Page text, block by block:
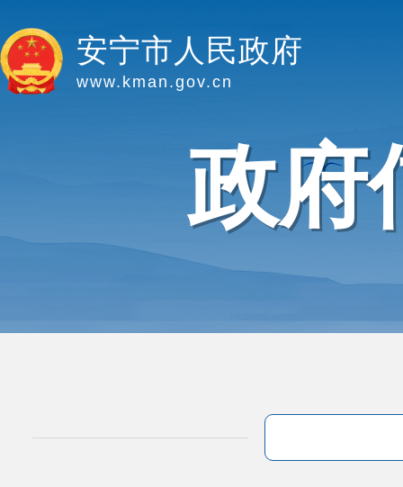
安宁市人民政府
www.kman.gov.cn
政府